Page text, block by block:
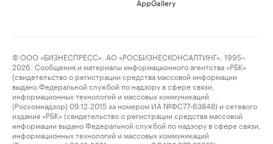
© ООО «БИЗНЕСПРЕСС», АО «РОСБИЗНЕСКОНСАЛТИНГ», 1995–
2026. Сообщения и материалы информационного агентства «РБК»
(свидетельство о регистрации средства массовой информации
выдано Федеральной службой по надзору в сфере связи,
информационных технологий и массовых коммуникаций
(Роскомнадзор) 09.12.2015 за номером ИА №ФС77-63848) и сетевого
издания «РБК» (свидетельство о регистрации средства массовой
информации выдано Федеральной службой по надзору в сфере связи,
информационных технологий и массовых коммуникаций